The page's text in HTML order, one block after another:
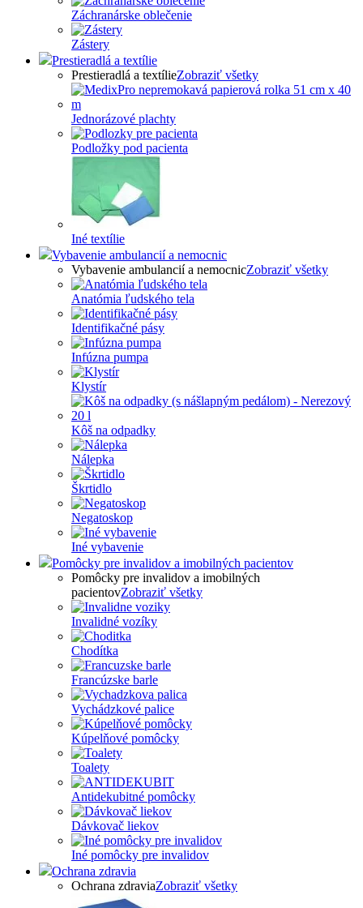
Záchranárske oblečenie
Zástery
Prestieradlá a textílie
Prestieradlá a textílieZobraziť všetky
Jednorázové plachty
Podložky pod pacienta
Iné textílie
Vybavenie ambulancií a nemocnic
Vybavenie ambulancií a nemocnicZobraziť všetky
Anatómia ľudského tela
Identifikačné pásy
Infúzna pumpa
Klystír
Kôš na odpadky
Nálepka
Škrtidlo
Negatoskop
Iné vybavenie
Pomôcky pre invalidov a imobilných pacientov
Pomôcky pre invalidov a imobilných
pacientovZobraziť všetky
Invalidné vozíky
Chodítka
Francúzske barle
Vychádzkové palice
Kúpelňové pomôcky
Toalety
Antidekubitné pomôcky
Dávkovač liekov
Iné pomôcky pre invalidov
Ochrana zdravia
Ochrana zdraviaZobraziť všetky